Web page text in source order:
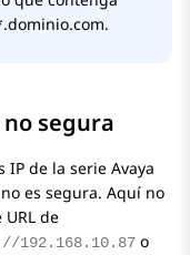
segura
IP de la serie Avaya
es segura. Aquí no
de
192.168.10.87 o